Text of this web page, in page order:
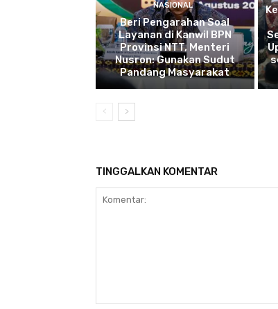
NASIONAL
Beri Pengarahan Soal
Layanan di Kanwil BPN
Provinsi NTT, Menteri
Nusron: Gunakan Sudut
Pandang Masyarakat
TINGGALKAN KOMENTAR